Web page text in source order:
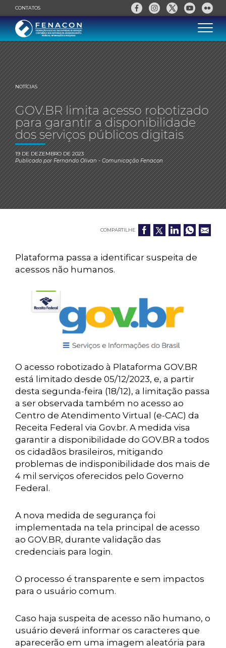
CONTATOS
NOTÍCIAS
GOV.BR limita acesso robotizado
para garantir a disponibilidade
dos serviços públicos digitais
19 DE DEZEMBRO DE 2023
Publicado porFernando Olivan- Comunicação Fenacon
COMPARTILHE
Plataforma passa a identificar suspeita de
acessos não humanos.
O acesso robotizado à Plataforma GOV.BR
está limitado desde 05/12/2023, e, a partir
desta segunda-feira (18/12), a limitação passa
a ser observada também no acesso ao
Centro de Atendimento Virtual (e-CAC) da
Receita Federal via Gov.br. A medida visa
garantir a disponibilidade do GOV.BR a todos
os cidadãos brasileiros, mitigando
problemas de indisponibilidade dos mais de
4 mil serviços oferecidos pelo Governo
Federal.
A nova medida de segurança foi
implementada na tela principal de acesso
ao GOV.BR, durante validação das
credenciais para login.
O processo é transparente e sem impactos
para o usuário comum.
Caso haja suspeita de acesso não humano, o
usuário deverá informar os caracteres que
aparecerão em uma imagem aleatória para